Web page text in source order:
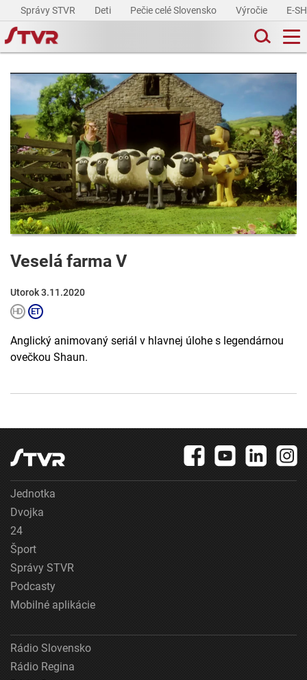
Správy STVR Deti Pečie celé Slovensko Výročie E-
Veselá farma V
Utorok 3.11.2020
Anglický animovaný seriál v hlavnej úlohe s legendárnou
ovečkou Shaun.
Jednotka
Dvojka
24
Šport
Správy STVR
Podcasty
Mobilné aplikácie
Rádio Slovensko
Rádio Regina